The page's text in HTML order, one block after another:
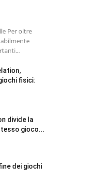
Per oltre
fisici:
divide la
gioco...
dei giochi